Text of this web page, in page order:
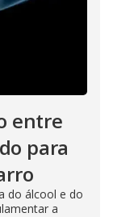
entre
para
do álcool e do
a